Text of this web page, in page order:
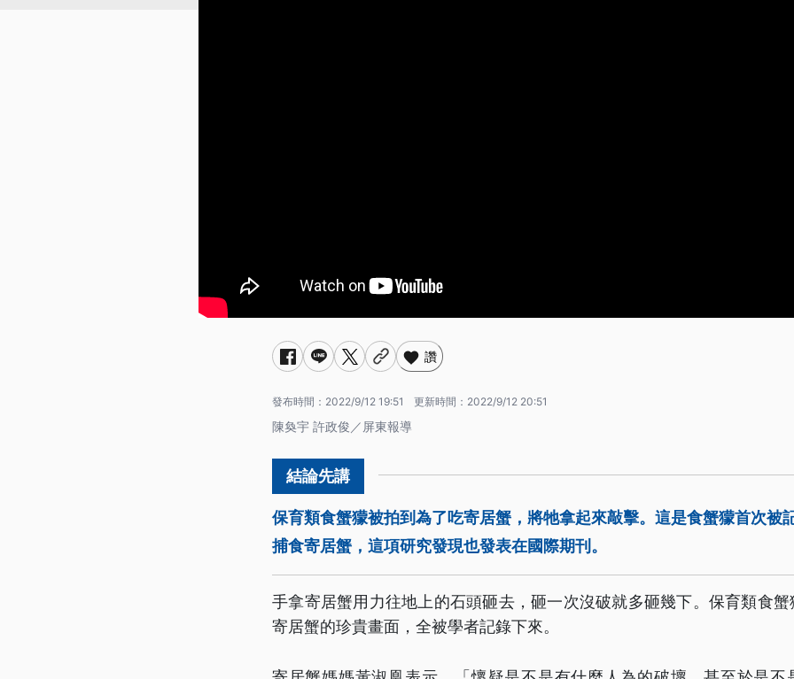
讚
發布時間： 2022/9/12 19:51 更新時間： 2022/9/12 20:51
陳奐宇 許政俊／屏東報導
保育類食蟹獴被拍到為了吃寄居蟹，將牠拿起來敲擊。這是食蟹獴首次被
捕食寄居蟹，這項研究發現也發表在國際期刊。
手拿寄居蟹用力往地上的石頭砸去，砸一次沒破就多砸幾下。保育類食
寄居蟹的珍貴畫面，全被學者記錄下來。